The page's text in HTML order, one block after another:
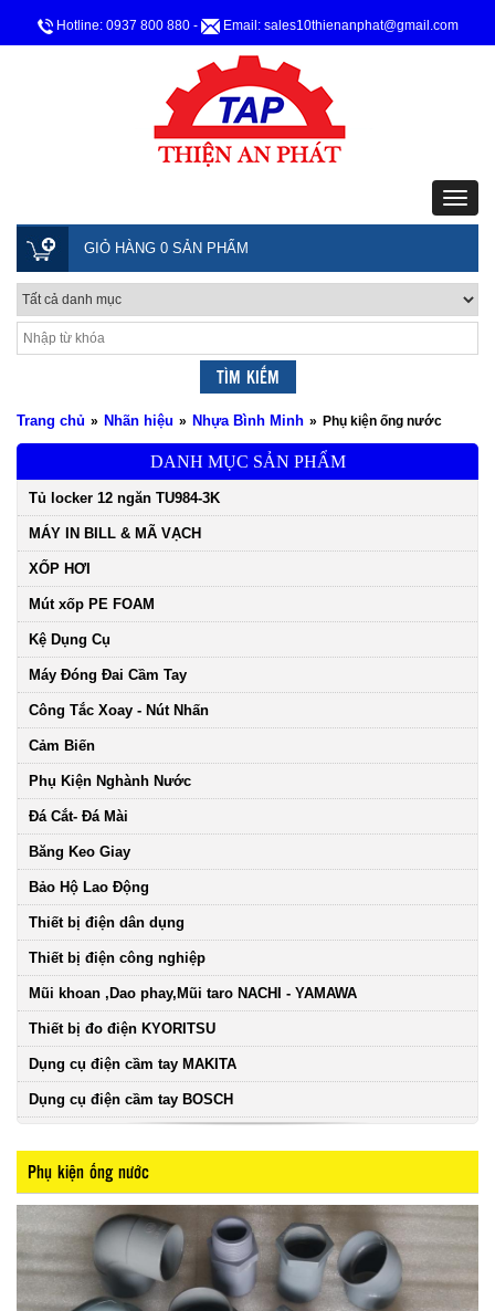
Hotline: 0937 800 880 - Email: sales10thienanphat@gmail.com
GIỎ HÀNG 0 SẢN PHẨM
Trang chủ » Nhãn hiệu » Nhựa Bình Minh » Phụ kiện ống nước
DANH MỤC SẢN PHẨM
Tủ locker 12 ngăn TU984-3K
MÁY IN BILL & MÃ VẠCH
XỐP HƠI
Mút xốp PE FOAM
Kệ Dụng Cụ
Máy Đóng Đai Cầm Tay
Công Tắc Xoay - Nút Nhấn
Cảm Biến
Phụ Kiện Nghành Nước
Đá Cắt- Đá Mài
Băng Keo Giay
Bảo Hộ Lao Động
Thiết bị điện dân dụng
Thiết bị điện công nghiệp
Mũi khoan ,Dao phay,Mũi taro NACHI - YAMAWA
Thiết bị đo điện KYORITSU
Dụng cụ điện cầm tay MAKITA
Dụng cụ điện cầm tay BOSCH
Phụ kiện ống nước